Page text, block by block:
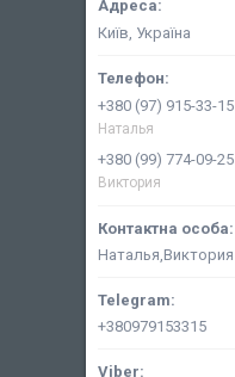
Київ, Україна
+380 (97) 915-33-15
Наталья
+380 (99) 774-09-25
Виктория
Наталья,Виктория
+380979153315